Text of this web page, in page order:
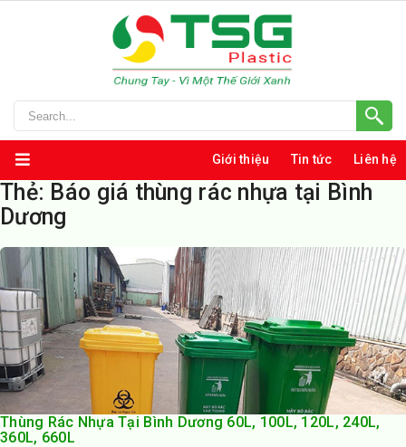
Giới thiệu Tin tức Liên hệ
Thẻ: Báo giá thùng rác nhựa tại Bình
Dương
Thùng Rác Nhựa Tại Bình Dương 60L, 100L, 120L, 240L,
360L, 660L